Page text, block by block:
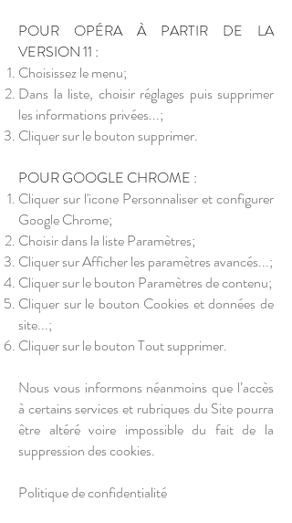
POUR OPÉRA À PARTIR DE LA
VERSION 11 :
Choisissez le menu;
Dans la liste, choisir réglages puis supprimer
les informations privées...;
Cliquer sur le bouton supprimer.
POUR GOOGLE CHROME :
Cliquer sur l'icone Personnaliser et configurer
Google Chrome;
Choisir dans la liste Paramètres;
Cliquer sur Afficher les paramètres avancés...;
Cliquer sur le bouton Paramètres de contenu;
Cliquer sur le bouton Cookies et données de
site...;
Cliquer sur le bouton Tout supprimer.
Nous vous informons néanmoins que l’accès
à certains services et rubriques du Site pourra
être altéré voire impossible du fait de la
suppression des cookies.
Politique de confidentialité